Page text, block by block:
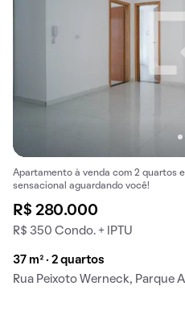
Apartamento à venda com 2 quartos
sensacional aguardando você!
R$ 280.000
R$ 350 Condo. + IPTU
37 m² · 2 quartos
Rua Peixoto Werneck, Parque